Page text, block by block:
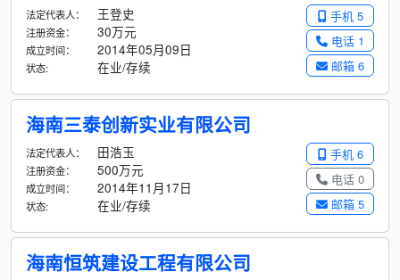
手机 5
电话 1
邮箱 6
法定代表人： 王登史
注册资金： 30万元
成立时间： 2014年05月09日
状态: 在业/存续
海南三泰创新实业有限公司
手机 6
电话 0
邮箱 5
法定代表人： 田浩玉
注册资金： 500万元
成立时间： 2014年11月17日
状态: 在业/存续
海南恒筑建设工程有限公司